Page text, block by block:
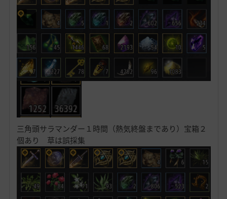
三角頭サラマンダー１時間（熱気終盤まであり）宝箱２
個あり 草は誤採集